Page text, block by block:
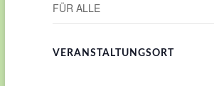
FÜR ALLE
VERANSTALTUNGSORT